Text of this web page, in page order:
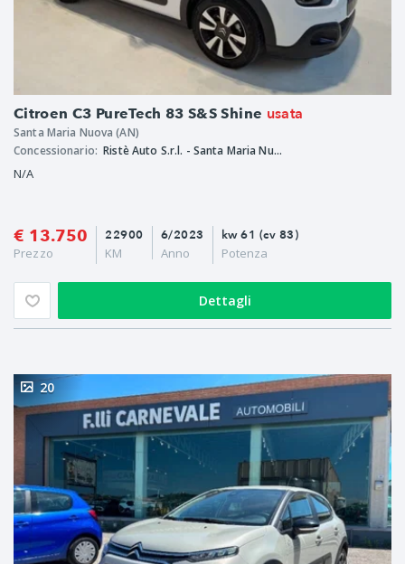
Citroen C3 PureTech 83 S&S Shine usata
Santa Maria Nuova (AN)
Concessionario:
Ristè Auto S.r.l. - Santa Maria Nuova
N/A
€ 13.750
Prezzo
6/2023
Anno
22900
KM
kw 61 (cv 83)
Potenza
Dettagli
20